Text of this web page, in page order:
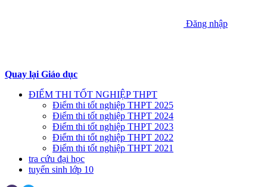
Đăng nhập
Quay lại Giáo dục
ĐIỂM THI TỐT NGHIỆP THPT
Điểm thi tốt nghiệp THPT 2025
Điểm thi tốt nghiệp THPT 2024
Điểm thi tốt nghiệp THPT 2023
Điểm thi tốt nghiệp THPT 2022
Điểm thi tốt nghiệp THPT 2021
tra cứu đại học
tuyển sinh lớp 10